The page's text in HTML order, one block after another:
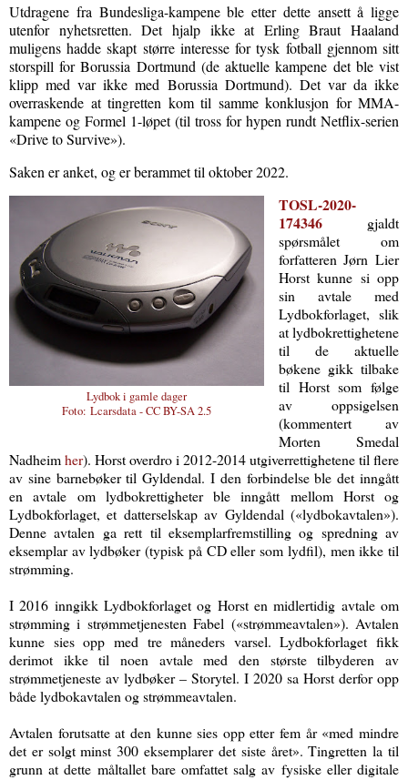
Utdragene fra Bundesliga-kampene ble etter dette ansett å ligge
utenfor nyhetsretten. Det hjalp ikke at Erling Braut Haaland
muligens hadde skapt større interesse for tysk fotball gjennom sitt
storspill for Borussia Dortmund (de aktuelle kampene det ble vist
klipp med var ikke med Borussia Dortmund). Det var da ikke
overraskende at tingretten kom til samme konklusjon for MMA-
kampene og Formel 1-løpet (til tross for hypen rundt Netflix-serien
«Drive to Survive»).
Saken er anket, og er berammet til oktober 2022.
Lydbok i gamle dager
Foto: Lcarsdata - CC BY-SA 2.5
TOSL-2020-
174346gjaldt
spørsmålet om
forfatteren Jørn Lier
Horst kunne si opp
sin avtale med
Lydbokforlaget, slik
at lydbokrettighetene
til de aktuelle
bøkene gikk tilbake
til Horst som følge
av oppsigelsen
(kommentert av
Morten Smedal
Nadheimher). Horst overdro i 2012-2014 utgiverrettighetene til flere
av sine barnebøker til Gyldendal. I den forbindelse ble det inngått
en avtale om lydbokrettigheter ble inngått mellom Horst og
Lydbokforlaget, et datterselskap av Gyldendal («lydbokavtalen»).
Denne avtalen ga rett til eksemplarfremstilling og spredning av
eksemplar av lydbøker (typisk på CD eller som lydfil), men ikke til
strømming.
I 2016 inngikk Lydbokforlaget og Horst en midlertidig avtale om
strømming i strømmetjenesten Fabel («strømmeavtalen»). Avtalen
kunne sies opp med tre måneders varsel. Lydbokforlaget fikk
derimot ikke til noen avtale med den største tilbyderen av
strømmetjeneste av lydbøker – Storytel. I 2020 sa Horst derfor opp
både lydbokavtalen og strømmeavtalen.
Avtalen forutsatte at den kunne sies opp etter fem år «med mindre
det er solgt minst 300 eksemplarer det siste året». Tingretten la til
grunn at dette måltallet bare omfattet salg av fysiske eller digitale